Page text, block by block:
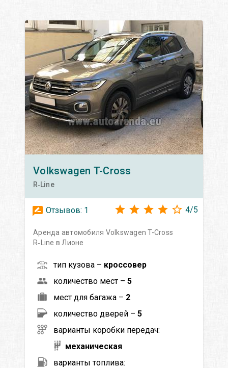
Volkswagen T-Cross
R‑Line
Отзывов: 1 4/5
Аренда автомобиля Volkswagen T-Cross
R‑Line в Лионе
тип кузова – кроссовер
количество мест – 5
мест для багажа – 2
количество дверей – 5
варианты коробки передач:
механическая
варианты топлива: